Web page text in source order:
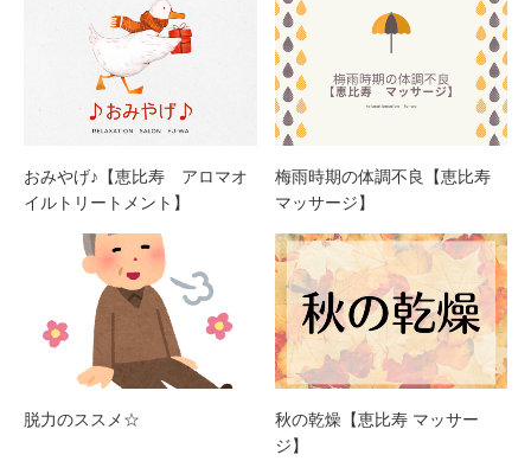
おみやげ♪【恵比寿 アロマオ
イルトリートメント】
梅雨時期の体調不良【恵比寿
マッサージ】
脱力のススメ☆
秋の乾燥【恵比寿 マッサー
ジ】